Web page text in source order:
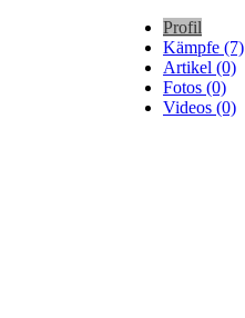
Profil
Kämpfe (7)
Artikel (0)
Fotos (0)
Videos (0)